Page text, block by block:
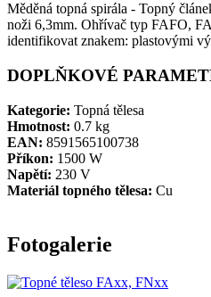
Měděná topná spirála - Topný
noži 6,3mm. Ohřívač typ FAFO,
identifikovat znakem: plastovými
DOPLŇKOVÉ
Kategorie: Topná tělesa
Hmotnost: 0.7 kg
EAN: 8591565100738
Příkon: 1500 W
Napětí: 230 V
Materiál topného tělesa: Cu
Fotogalerie